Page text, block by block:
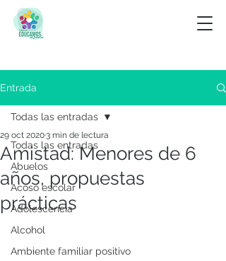
Entrada
Todas las entradas
Abuelos
Acoso escolar
Adolescencia
Alcohol
Ambiente familiar positivo
Todas las entradas
Amistad: Menores de 6
años, propuestas
prácticas
29 oct 20203 min de lectura